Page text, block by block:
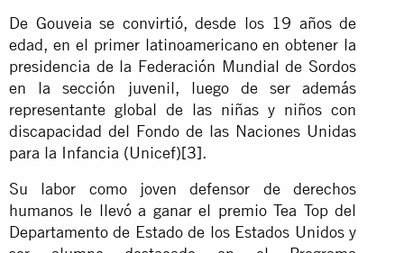
De Gouveia se convirtió, desde los 19 años de
edad, en el primer latinoamericano en obtener la
presidencia de la Federación Mundial de Sordos
en la sección juvenil, luego de ser además
representante global de las niñas y niños con
discapacidad del Fondo de las Naciones Unidas
para la Infancia (Unicef)[3].
Su labor como joven defensor de derechos
humanos le llevó a ganar el premio Tea Top del
Departamento de Estado de los Estados Unidos y